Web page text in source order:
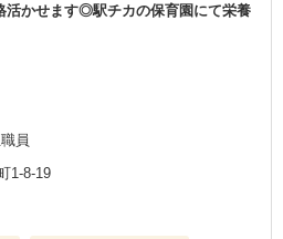
活かせます◎駅チカの保育園にて栄養
員
1‐8-19